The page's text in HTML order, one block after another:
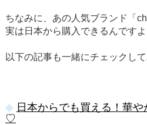
ちなみに、あの人気ブランド「
実は日本から購入できるんですよ
以下の記事も一緒にチェックし
日本からでも買える！華
♡